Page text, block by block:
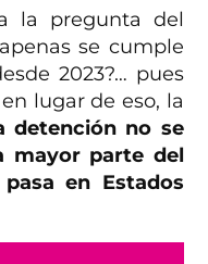
la pregunta del
se cumple
2023?… pues
lugar de eso, la
detención no se
mayor parte del
en Estados